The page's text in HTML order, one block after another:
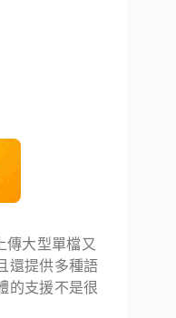
傳大型單檔又
還提供多種語
的支援不是很